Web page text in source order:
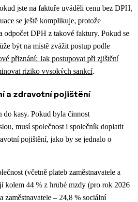
jste na faktuře uváděli cenu bez DPH,
se ještě komplikuje, protože
odpočet DPH z takové faktury. Pokud se
být na místě zvážit postup podle
přiznání: Jak postupovat při zjištění
riziko vysokých sankcí.
a zdravotní pojištění
do kasy. Pokud byla činnost
musí společnost i společník doplatit
pojištění, jako by se jednalo o
(včetně plateb zaměstnavatele a
kolem 44 % z hrubé mzdy (pro rok 2026
zaměstnavatele – 24,8 % sociální